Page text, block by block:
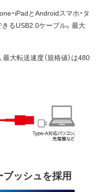
・iPadとAndroidスマホ・タ
るUSB2.0ケーブル。最大
大転送速度（規格値）は480
ッシュを採用